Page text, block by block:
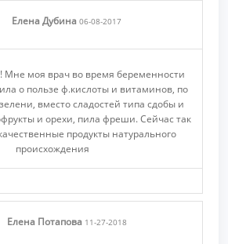
Елена Дубина 06-08-2017
Мне моя врач во время беременности
о пользе ф.кислоты и витаминов, по
вместо сладостей типа сдобы и
и орехи, пила фреши. Сейчас так
продукты натурального
происхождения
Елена Потапова 11-27-2018